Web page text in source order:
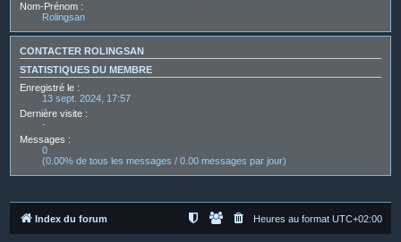
Nom-Prénom :
Rolingsan
CONTACTER ROLINGSAN
STATISTIQUES DU MEMBRE
Enregistré le :
13 sept. 2024, 17:57
Dernière visite :
-
Messages :
0
(0.00% de tous les messages / 0.00 messages par jour)
Index du forum Heures au format UTC+02:00